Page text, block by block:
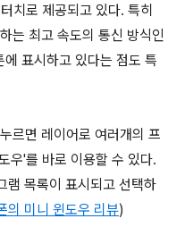
치로 제공되고 있다. 특히
는 최고 속도의 통신 방식인
표시하고 있다는 점도 특
르면 레이어로 여러개의 프
우'를 바로 이용할 수 있다.
램 목록이 표시되고 선택하
의 미니 윈도우 리뷰)